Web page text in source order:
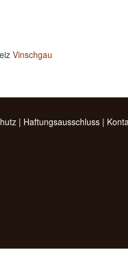
Vinschgau
| Haftungsausschluss|